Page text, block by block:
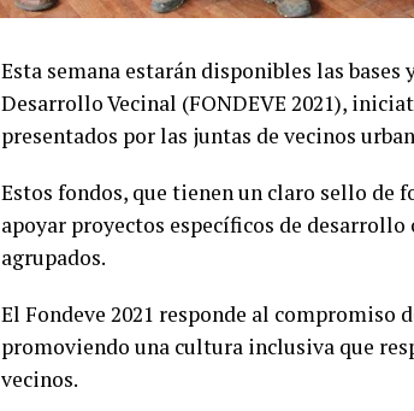
Esta semana estarán disponibles las
Desarrollo Vecinal (FONDEVE 2021),
presentados por las juntas de vecinos
Estos fondos, que tienen un claro sello
apoyar proyectos específicos de
agrupados.
El Fondeve 2021 responde al compromiso
promoviendo una cultura inclusiva que
vecinos.